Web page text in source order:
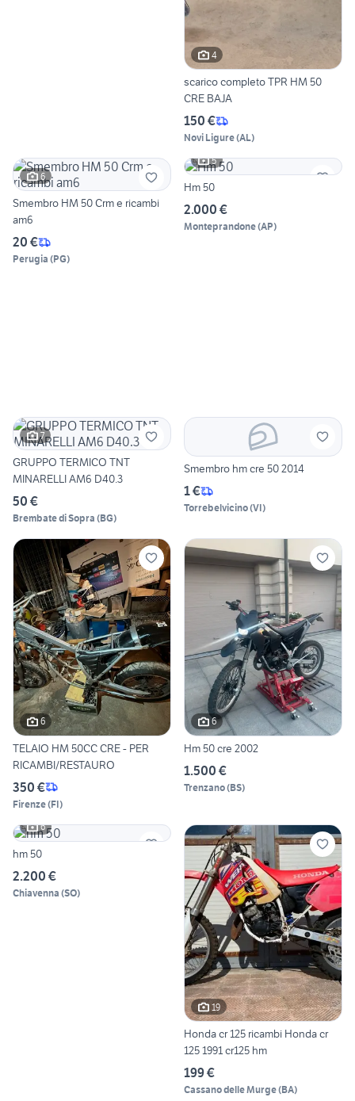
4
scarico completo TPR HM 50
CRE BAJA
150 €
Novi Ligure(AL)
6
Smembro HM 50 Crm e ricambi
am6
20 €
Perugia (PG)
5
Hm 50
2.000 €
Monteprandone(AP)
7
GRUPPO TERMICO TNT
MINARELLI AM6 D40.3
50 €
Brembate di Sopra (BG)
Smembro hm cre 50 2014
1 €
Torrebelvicino(VI)
6
TELAIO HM 50CC CRE - PER
RICAMBI/RESTAURO
350 €
Firenze(FI)
6
Hm 50 cre 2002
1.500 €
Trenzano(BS)
6
hm 50
2.200 €
Chiavenna (SO)
19
Honda cr 125 ricambi Honda cr
125 1991 cr125 hm
199 €
Cassano delle Murge(BA)